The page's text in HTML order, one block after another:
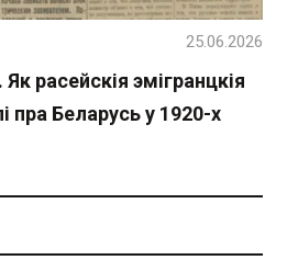
расейскія эмігранцкія
пра Беларусь у 1920-х
25.06.2026